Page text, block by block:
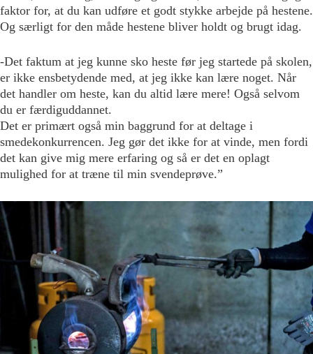
faktor for, at du kan udføre et godt stykke arbejde på hestene.
Og særligt for den måde hestene bliver holdt og brugt idag.
-Det faktum at jeg kunne sko heste før jeg startede på skolen,
er ikke ensbetydende med, at jeg ikke kan lære noget. Når
det handler om heste, kan du altid lære mere! Også selvom
du er færdiguddannet.
Det er primært også min baggrund for at deltage i
smedekonkurrencen. Jeg gør det ikke for at vinde, men fordi
det kan give mig mere erfaring og så er det en oplagt
mulighed for at træne til min svendeprøve.”